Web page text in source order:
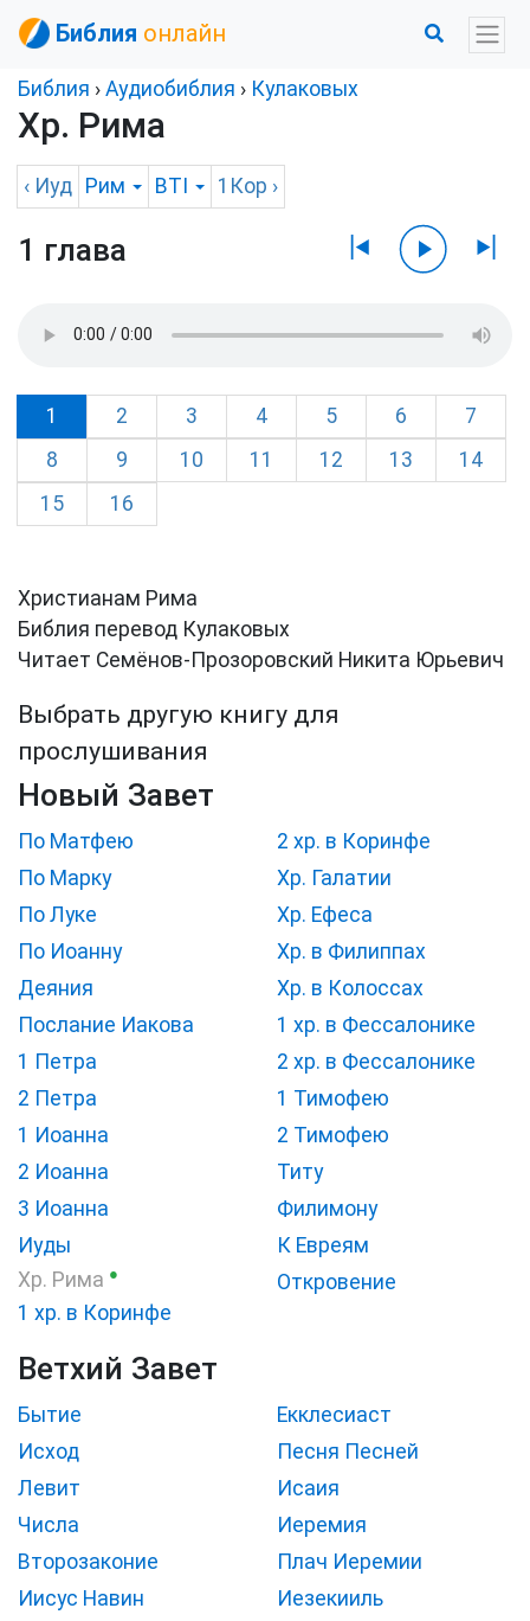
Библия онлайн
Библия › Аудиобиблия › Кулаковых
Хр. Рима
‹ Иуд Рим BTI 1Кор ›
1 глава
1 2 3 4 5 6
7
8
9 10 11 12 13
14
15
16
Христианам Рима
Библия перевод Кулаковых
Читает Семёнов-Прозоровский Никита Юрьевич
Выбрать другую книгу для
прослушивания
Новый Завет
По Матфею
По Марку
По Луке
По Иоанну
Деяния
Послание Иакова
1 Петра
2 Петра
1 Иоанна
2 Иоанна
3 Иоанна
Иуды
Хр. Рима ●
1 хр. в Коринфе
2 хр. в Коринфе
Хр. Галатии
Хр. Ефеса
Хр. в Филиппах
Хр. в Колоссах
1 хр. в Фессалонике
2 хр. в Фессалонике
1 Тимофею
2 Тимофею
Титу
Филимону
К Евреям
Откровение
Ветхий Завет
Бытие
Исход
Левит
Числа
Второзаконие
Иисус Навин
Екклесиаст
Песня Песней
Исаия
Иеремия
Плач Иеремии
Иезекииль